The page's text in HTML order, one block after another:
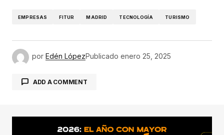
EMPRESAS FITUR MADRID TECNOLOGÍA TURISMO
por Edén LópezPublicado enero 25, 2025
ADD A COMMENT
conectado